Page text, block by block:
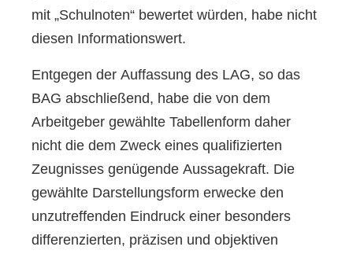
mit „Schulnoten“ bewertet würden, habe nicht
diesen Informationswert.
Entgegen der Auffassung des LAG, so das
BAG abschließend, habe die von dem
Arbeitgeber gewählte Tabellenform daher
nicht die dem Zweck eines qualifizierten
Zeugnisses genügende Aussagekraft. Die
gewählte Darstellungsform erwecke den
unzutreffenden Eindruck einer besonders
differenzierten, präzisen und objektiven